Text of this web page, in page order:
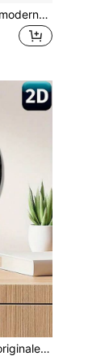
Horloge murale grande et moderne, minimaliste, peinte en fer. Horloge métallique créative avec cadran en marbre, silencieuse sans tic-tac. Convient pour la chambre, le salon, la décoration de la boutique et de la maison
Horloge murale artistique originale au design thème épices 2D, silencieuse, à piles (pile AA non incluse), convient pour la décoration de la maison, du bureau et de la chambre - cadeau de Noël unique.